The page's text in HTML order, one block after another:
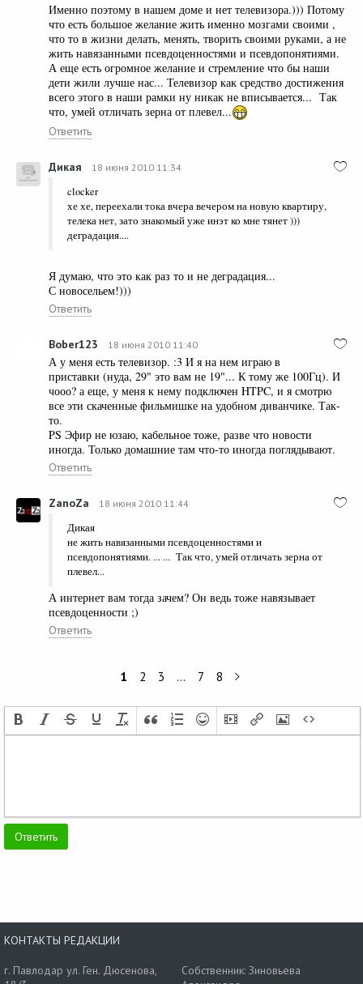
Именно поэтому в нашем доме и нет телевизора.))) Потому
что есть большое желание жить именно мозгами своими ,
что то в жизни делать, менять, творить своими руками, а не
жить навязанными псевдоценностями и псевдопонятиями.
А еще есть огромное желание и стремление что бы наши
дети жили лучше нас... Телевизор как средство достижения
всего этого в наши рамки ну никак не вписывается... Так
что, умей отличать зерна от плевел...
Ответить
Дикая 18 июня 2010 11:34
clocker
хе хе, переехали тока вчера вечером на новую квартиру,
телека нет, зато знакомый уже инэт ко мне тянет )))
деградация....
Я думаю, что это как раз то и не деградация...
С новосельем!)))
Ответить
Bober123 18 июня 2010 11:40
А у меня есть телевизор. :3 И я на нем играю в
приставки (нуда, 29" это вам не 19"... К тому же 100Гц). И
чооо? а еще, у меня к нему подключен HTPC, и я смотрю
все эти скаченные фильмишке на удобном диванчике. Так-
то.
PS Эфир не юзаю, кабельное тоже, разве что новости
иногда. Только домашние там что-то иногда поглядывают.
Ответить
ZanoZa 18 июня 2010 11:44
Дикая
не жить навязанными псевдоценностями и
псевдопонятиями. ... ... Так что, умей отличать зерна от
плевел...
А интернет вам тогда зачем? Он ведь тоже навязывает
псевдоценности ;)
Ответить
1 2 3 … 7 8
КОНТАКТЫ РЕДАКЦИИ
г. Павлодар ул. Ген. Дюсенова,
Собственник: Зиновьева